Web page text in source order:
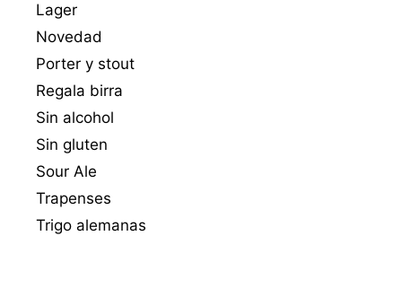
Lager
Novedad
Porter y stout
Regala birra
Sin alcohol
Sin gluten
Sour Ale
Trapenses
Trigo alemanas